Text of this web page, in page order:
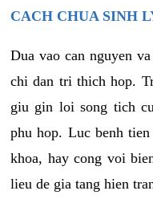
CACH CHUA SINH
Dua vao can nguyen
chi dan tri thich hop.
giu gin loi song tich
phu hop. Luc benh
khoa, hay cong voi
lieu de gia tang hien